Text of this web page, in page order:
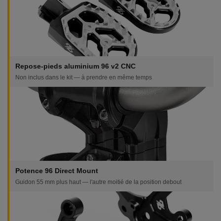
Repose-pieds aluminium 96 v2 CNC
Non inclus dans le kit — à prendre en même temps
Potence 96 Direct Mount
Guidon 55 mm plus haut — l'autre moitié de la position debout